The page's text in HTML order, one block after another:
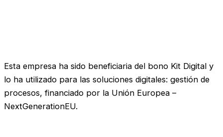
Esta empresa ha sido beneficiaria del bono Kit Digital y
lo ha utilizado para las soluciones digitales: gestión de
procesos, financiado por la Unión Europea –
NextGenerationEU.